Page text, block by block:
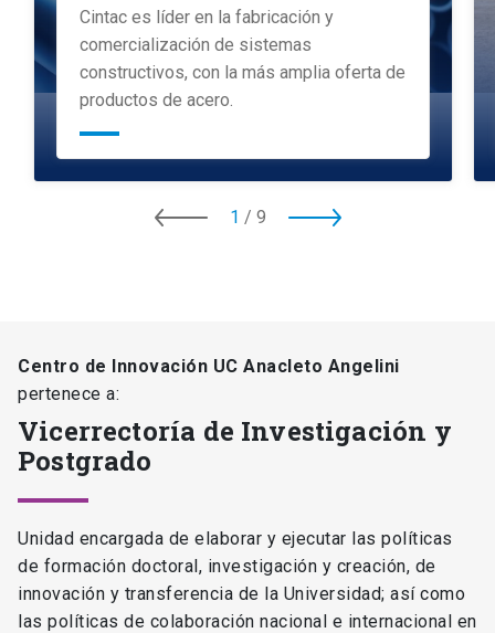
Cintac es líder en la fabricación y
comercialización de sistemas
constructivos, con la más amplia oferta de
productos de acero.
1 / 9
Centro de Innovación UC Anacleto Angelini
pertenece a:
Vicerrectoría de Investigación y
Postgrado
Unidad encargada de elaborar y ejecutar las políticas
de formación doctoral, investigación y creación, de
innovación y transferencia de la Universidad; así como
las políticas de colaboración nacional e internacional en